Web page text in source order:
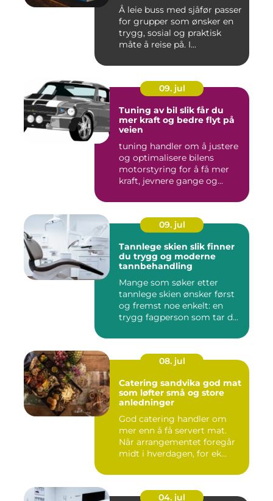
Å leie buss med sjåfør passer
for grupper som ønsker en
trygg, sosial og praktisk
måte å reise på. I...
09. jul
Tuning av bil slik får du
mer kraft og bedre flyt på
veien
tuning handler om å justere
og optimalisere bilens
motorstyring for å få mer
kraft, jevnere gange og...
09. jul
Tannlege skien slik finner
du trygg og moderne
tannbehandling
Mange som søker etter
tannlege skien ønsker først
og fremst noe enkelt: en
trygg fagperson som tar d...
08. jul
Catering sandvika god mat
som løfter små og store
anledninger
God catering handler om
mer enn å få servert mat.
Når arrangementet foregår
midt i hverdagen, for ek...
04. jul